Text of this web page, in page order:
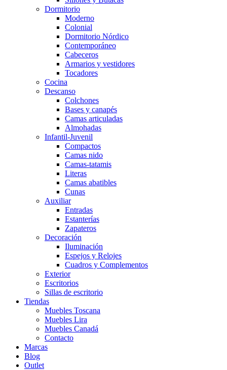
Dormitorio
Moderno
Colonial
Dormitorio Nórdico
Contemporáneo
Cabeceros
Armarios y vestidores
Tocadores
Cocina
Descanso
Colchones
Bases y canapés
Camas articuladas
Almohadas
Infantil-Juvenil
Compactos
Camas nido
Camas-tatamis
Literas
Camas abatibles
Cunas
Auxiliar
Entradas
Estanterías
Zapateros
Decoración
Iluminación
Espejos y Relojes
Cuadros y Complementos
Exterior
Escritorios
Sillas de escritorio
Tiendas
Muebles Toscana
Muebles Lira
Muebles Canadá
Contacto
Marcas
Blog
Outlet